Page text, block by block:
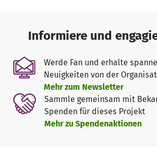
Informiere und
Werde Fan und erhalte
Neuigkeiten von der
Mehr zum Newsletter
Sammle gemeinsam mit
Spenden für dieses Projekt
Mehr zu Spendenaktionen